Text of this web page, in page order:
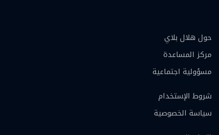
حول هلال بلاي
مركز المساعدة
مسؤولية اجتماعية
شروط الإستخدام
سياسة الخصوصية